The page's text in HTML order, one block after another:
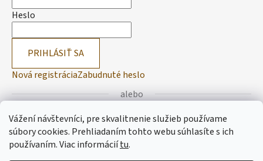
Vážení návštevníci, pre skvalitnenie služieb používame
súbory cookies. Prehliadaním tohto webu súhlasíte s ich
používaním.Viac informáciítu.
Heslo
PRIHLÁSIŤ SA
Nová registráciaZabudnuté heslo
alebo
Prihlásiť sa cez Facebook
Prihlásiť sa cez Google